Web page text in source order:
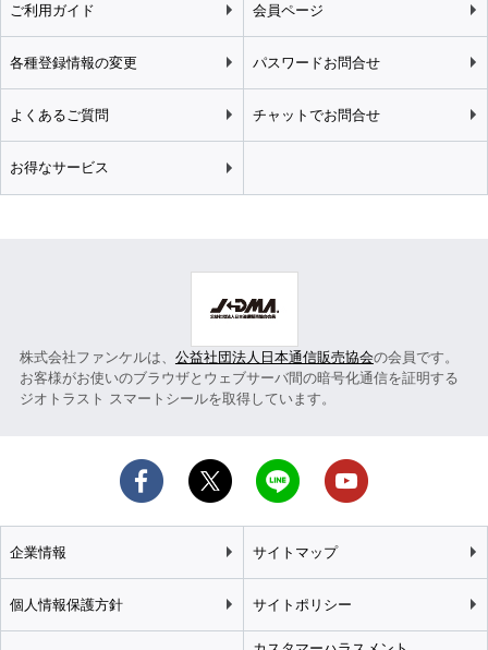
ご利用ガイド 会員ページ
各種登録情報の変更 パスワードお問合せ
よくあるご質問 チャットでお問合せ
お得なサービス
株式会社ファンケルは、 公益社団法人日本通信販売協会の会員です。
お客様がお使いのブラウザとウェブサーバ間の暗号化通信を証明する
ジオトラスト スマートシールを取得しています。
企業情報 サイトマップ
個人情報保護方針 サイトポリシー